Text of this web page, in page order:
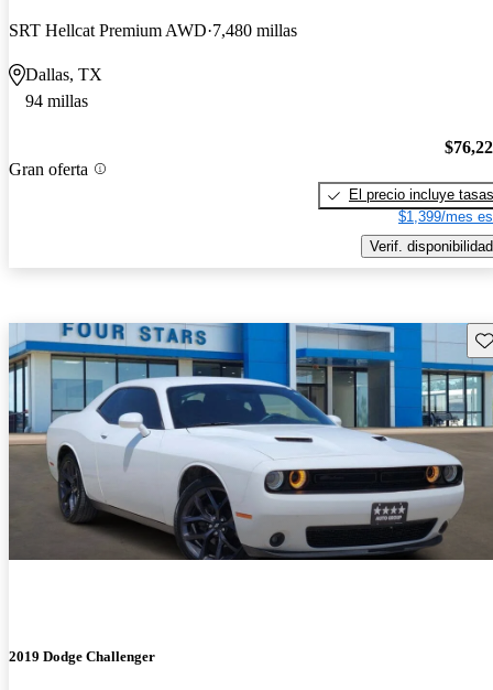
SRT Hellcat Premium AWD 7,480 millas
Dallas, TX
94 millas
Gran oferta
El precio incluye tasas
$1,399/mes
Verif. disponibilidad
2019 Dodge Challenger